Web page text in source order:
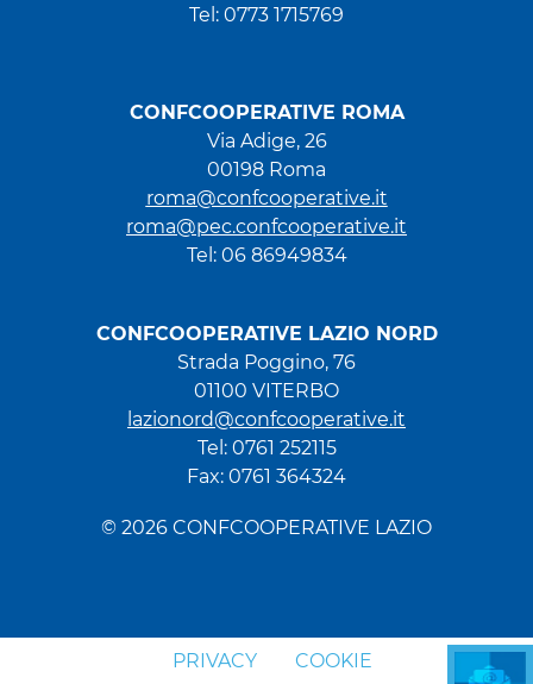
Tel: 0773 1715769
CONFCOOPERATIVE ROMA
Via Adige, 26
00198 Roma
roma@confcooperative.it
roma@pec.confcooperative.it
Tel: 06 86949834
CONFCOOPERATIVE LAZIO NORD
Strada Poggino, 76
01100 VITERBO
lazionord@confcooperative.it
Tel: 0761 252115
Fax: 0761 364324
© 2026 CONFCOOPERATIVE LAZIO
PRIVACY COOKIE